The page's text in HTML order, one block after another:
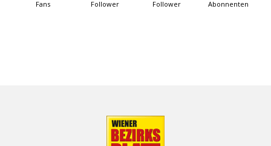
Fans Follower Follower Abonnenten